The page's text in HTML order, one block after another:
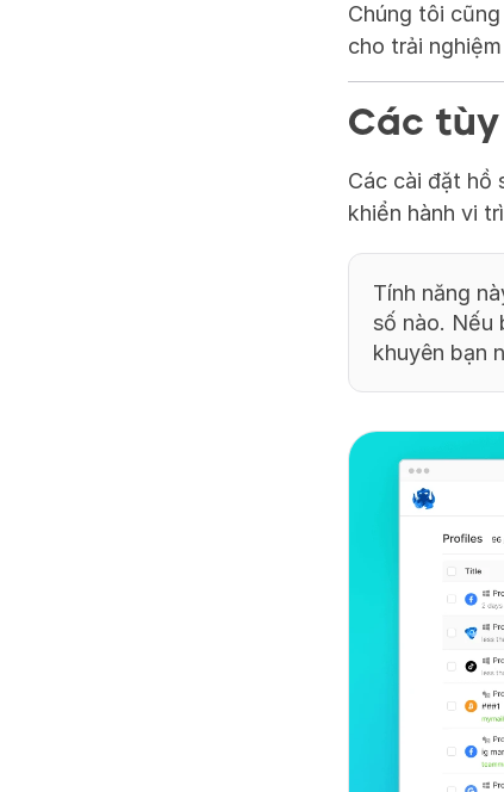
Chúng tôi
cho trải
Các tùy
Các cài đặt hồ
khiển hành vi
Tính năng
số nào. Nếu
khuyên bạn